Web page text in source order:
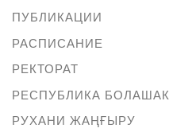
ПУБЛИКАЦИИ
РАСПИСАНИЕ
РЕКТОРАТ
РЕСПУБЛИКА БОЛАШАК
РУХАНИ ЖАҢҒЫРУ